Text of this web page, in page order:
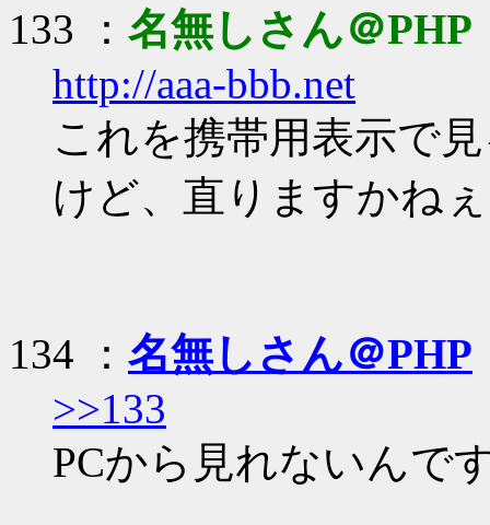
133 ： 名無しさん＠PHP
http://aaa-bbb.net
これを携帯用表示で
けど、直りますかね
134 ： 名無しさん＠PHP
>>133
PCから見れないんで